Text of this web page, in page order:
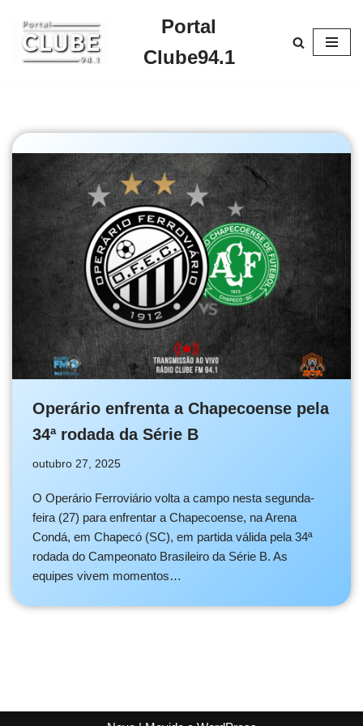
Pular
para
Portal
Clube94.1
Operário enfrenta a Chapecoense pela
34ª rodada da Série B
outubro 27, 2025
O Operário Ferroviário volta a campo nesta segunda-
feira (27) para enfrentar a Chapecoense, na Arena
Condá, em Chapecó (SC), em partida válida pela 34ª
rodada do Campeonato Brasileiro da Série B. As
equipes vivem momentos…